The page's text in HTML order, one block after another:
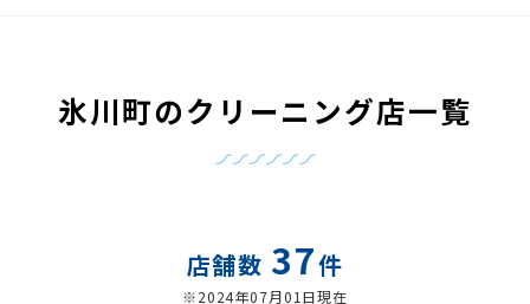
氷川町のクリーニング店一覧
店舗数 37件
※2024年07月01日現在